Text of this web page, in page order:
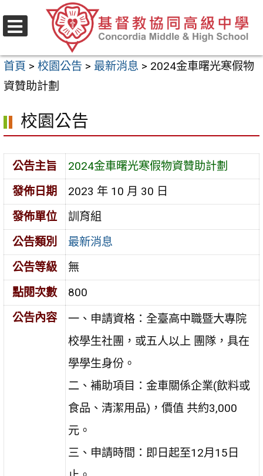
至
要
內
區
首頁 > 校園公告 > 最新消息 > 2024金車曙光寒假物
資贊助計劃
校園公告
公告主旨
2024金車曙光寒假物資贊助計劃
發佈日期
2023 年 10 月 30 日
發佈單位
訓育組
公告類別
最新消息
公告等級
無
點閱次數
800
公告內容
一、申請資格：全臺高中職暨大專院
校學生社團，或五人以上 團隊，具在
學學生身份。
二、補助項目：金車關係企業(飲料或
食品、清潔用品)，價值 共約3,000
元。
三、申請時間：即日起至12月15日
選
單